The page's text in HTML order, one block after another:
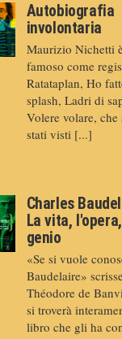
Autobiografia
involontaria
Maurizio Nichetti
famoso come
Ratataplan, Ho
splash, Ladri di
Volere volare, che
stati visti [...]
Charles
La vita,
genio
«Se si vuole
Baudelaire»
Théodore de
si troverà
libro che gli ha